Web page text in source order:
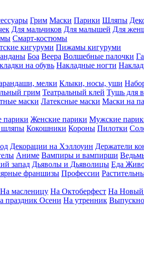
Грим Маски Парики Шляпы
Для мальчиков Для малышей Для
Смарт-костюмы
кигуруми Пижамы кигуруми
Боа Веера Волшебные палочки
на обувь Накладные ногти
мелки Клыки, носы, уши
грим Театральный клей Тушь для
маски Латексные маски Маски на
парики Женские парики Мужские
шляпы Кокошники Короны Пилотки
Декорации на Хэллоуин Держатели
Аниме Вампиры и вампирши
запад Дьяволы и Дьяволицы Еда
франшизы Профессии
На масленицу На Октоберфест На Новый
праздник Осени На утренник